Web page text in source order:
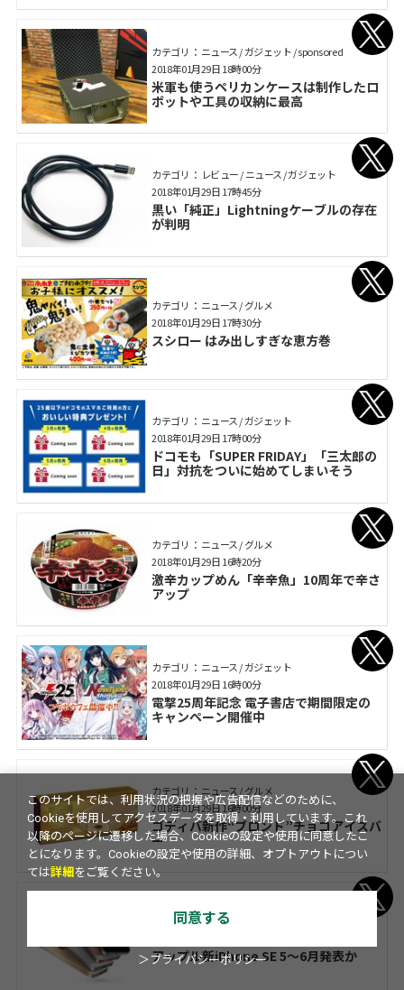
カテゴリ： ニュース / ガジェット / sponsored
米軍も使うペリカンケースは制作したロ
ボットや工具の収納に最高
2018年01月29日 18時00分
カテゴリ： レビュー / ニュース / ガジェット
黒い「純正」Lightningケーブルの存在
が判明
2018年01月29日 17時45分
カテゴリ： ニュース / グルメ
スシロー はみ出しすぎな恵方巻
2018年01月29日 17時30分
カテゴリ： ニュース / ガジェット
ドコモも「SUPER FRIDAY」「三太郎の
日」対抗をついに始めてしまいそう
2018年01月29日 17時00分
カテゴリ： ニュース / グルメ
激辛カップめん「辛辛魚」10周年で辛さ
アップ
2018年01月29日 16時20分
カテゴリ： ニュース / ガジェット
電撃25周年記念 電子書店で期間限定の
キャンペーン開催中
2018年01月29日 16時00分
カテゴリ： ニュース / グルメ
ゴディバ新作“ブロンド”チョコアイスバ
ー
2018年01月29日 16時00分
カテゴリ： ニュース / ガジェット
アップル新iPhone SE 5～6月発表か
このサイトでは、利用状況の把握や広告配信などのために、
Cookieを使用してアクセスデータを取得・利用しています。これ
以降のページに遷移した場合、Cookieの設定や使用に同意したこ
とになります。Cookieの設定や使用の詳細、オプトアウトについ
ては詳細 をご覧ください。
同意する
＞プライバシーポリシー